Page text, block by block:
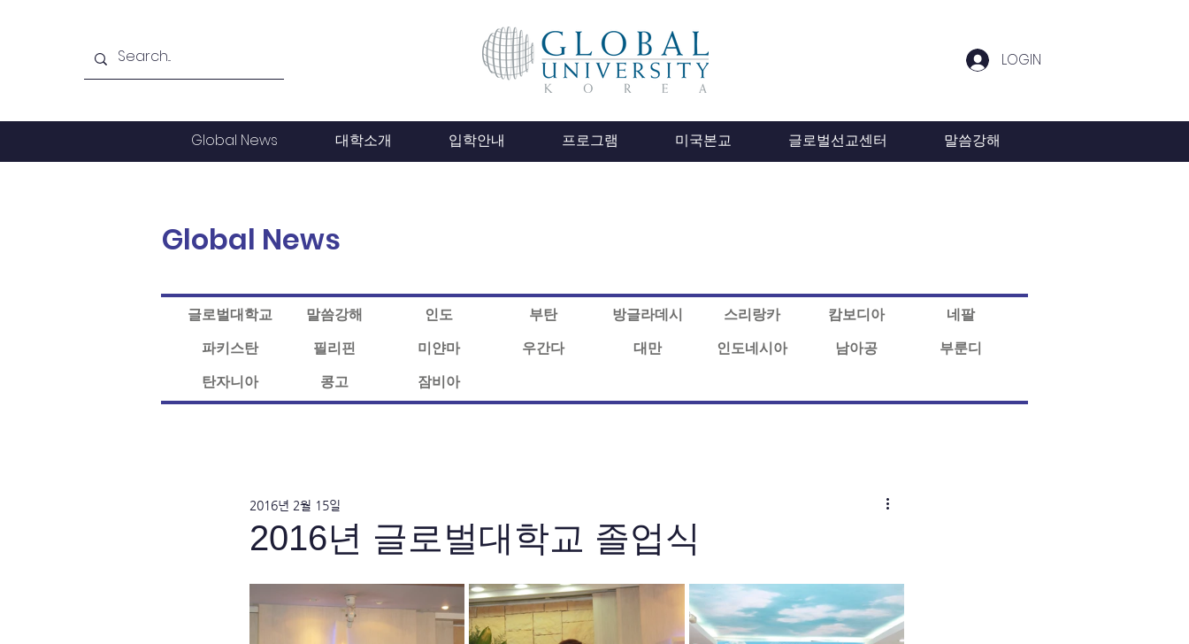
LOGIN
Global News 대학소개 입학안내 프로그램 미국본교 글로벌선교센터 말씀강해
Global News
글로벌대학교 말씀강해 인도 부탄 방글라데시 스리랑카 캄보디아 네팔
파키스탄 필리핀 미얀마 우간다 대만 인도네시아 남아공 부룬디
탄자니아 콩고 잠비아
2016년 글로벌대학교 졸업식
2016년 2월 15일